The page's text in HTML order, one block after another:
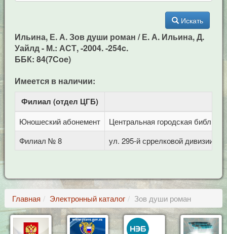
Искать
Ильина, Е. А. Зов души роман / Е. А. Ильина, Д.
Уайлд - М.: АСТ, -2004. -254c.
ББК: 84(7Сое)
Имеется в наличии:
Филиал (отдел ЦГБ)
Юношеский абонемент
Центральная городская
Филиал № 8
ул. 295-й сррелковой дивизии,
Главная Электронный каталог Зов души роман